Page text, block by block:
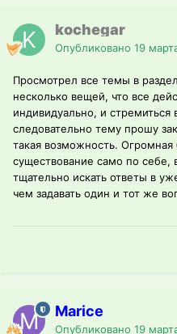
kochegar
Опубликовано 19
Просмотрел все темы в
несколько вещей, что все
индивидуально, и стремиться
следовательно тему прошу
такая возможность. Огромная
существование само по себе,
тщательно искать ответы в
чем задавать один и тот же
Marice
Опубликовано 19